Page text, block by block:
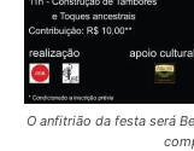
O anfitrião da festa será